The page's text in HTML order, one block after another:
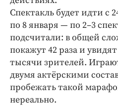
Спектакль будет идти с
по 8 января — по 2–3
подсчитали: в общей
покажут 42 раза и
тысячи зрителей.
двумя актёрскими
пробежать такой
нереально.